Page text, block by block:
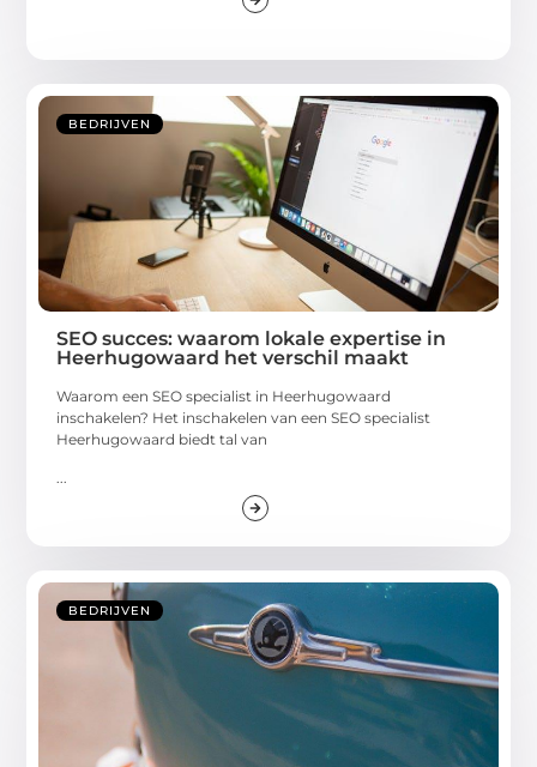
BEDRIJVEN
SEO succes: waarom lokale expertise in
Heerhugowaard het verschil maakt
Waarom een SEO specialist in Heerhugowaard
inschakelen? Het inschakelen van een SEO specialist
Heerhugowaard biedt tal van
...
BEDRIJVEN